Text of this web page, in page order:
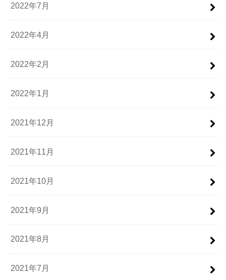
2022年7月
2022年4月
2022年2月
2022年1月
2021年12月
2021年11月
2021年10月
2021年9月
2021年8月
2021年7月